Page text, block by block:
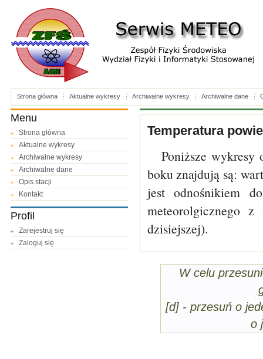
Strona główna Aktualne wykresy Archiwalne wykresy Archiwalne dane
Menu
Strona główna
Aktualne wykresy
Archiwalne wykresy
Archiwalne dane
Opis stacji
Kontakt
Profil
Zarejestruj się
Zaloguj się
Temperatura
Poniższe
boku znajdują są:
jest odnośnikiem
meteorolgicznego
dzisiejszej).
W celu
[d] - przesuń o
o